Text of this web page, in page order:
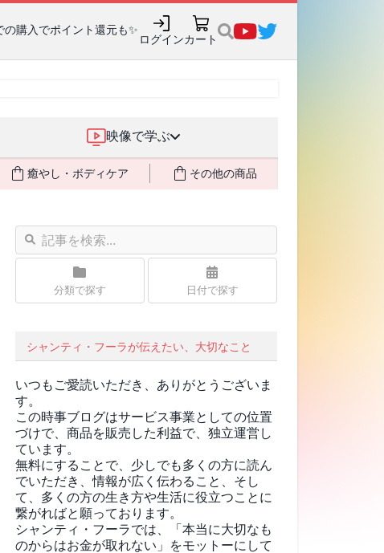
購入でポイント還元も✨
ログインカート
映像で学ぶ
癒やし・ボディケア その他の商品
分類で探す 日付で探す
シャンティ・フーラが伝えたい、大切なこと
いつもご愛読いただき、ありがとうございま
す。
この時事ブログはサービス事業としての位置
づけで、商品を販売した利益で、独立運営し
ています。
無料にすることで、少しでも多くの方に読ん
でいただき、情報が広く伝わること、そし
て、 多くの方の生き方や生活に役立つことに
繋がればと願っております。
シャンティ・フーラでは、「本当に大切なも
のからはお金が取れない」をモットーにして